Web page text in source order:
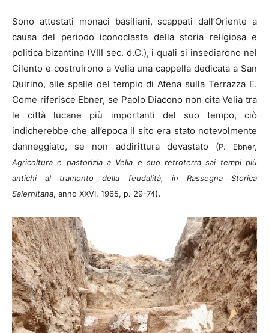
Sono attestati monaci basiliani, scappati dall’Oriente a
causa del periodo iconoclasta della storia religiosa e
politica bizantina (VIII sec. d.C.), i quali si insediarono nel
Cilento e costruirono a Velia una cappella dedicata a San
Quirino, alle spalle del tempio di Atena sulla Terrazza E.
Come riferisce Ebner, se Paolo Diacono non cita Velia tra
le città lucane più importanti del suo tempo, ciò
indicherebbe che all’epoca il sito era stato notevolmente
danneggiato, se non addirittura devastato (P. Ebner,
Agricoltura e pastorizia a Velia e suo retroterra sai tempi più
antichi al tramonto della feudalità, in Rassegna Storica
Salernitana, anno XXVI, 1965, p. 29-74).